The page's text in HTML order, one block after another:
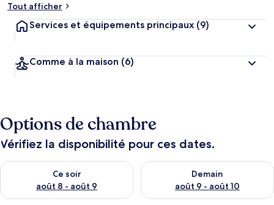
Tout afficher
Services et équipements principaux (9)
Comme à la maison (6)
Options de chambre
Vérifiez la disponibilité pour ces dates.
Ce soir
août 8 - août 9
Vérifier la disponibilité pour ce soir août 8 - août 9
Demain
août 9 - août 10
Vérifier la disponibilité pour